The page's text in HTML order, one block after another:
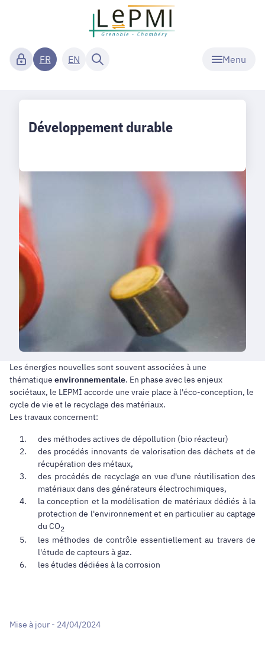
Menu
FR EN
Développement durable
Les énergies nouvelles sont souvent associées à une
thématique environnementale. En phase avec les enjeux
sociétaux, le LEPMI accorde une vraie place à l'éco-conception, le
cycle de vie et le recyclage des matériaux.
Les travaux concernent:
des méthodes actives de dépollution (bio réacteur)
des procédés innovants de valorisation des déchets et de
récupération des métaux,
des procédés de recyclage en vue d'une réutilisation des
matériaux dans des générateurs électrochimiques,
la conception et la modélisation de matériaux dédiés à la
protection de l'environnement et en particulier au captage
du CO2
les méthodes de contrôle essentiellement au travers de
l'étude de capteurs à gaz.
les études dédiées à la corrosion
Mise à jour - 24/04/2024